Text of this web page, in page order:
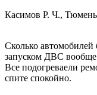
Касимов Р. Ч., Тюмень
Сколько автомобилей
запуском ДВС
Все подогреваели
спите спокойно.